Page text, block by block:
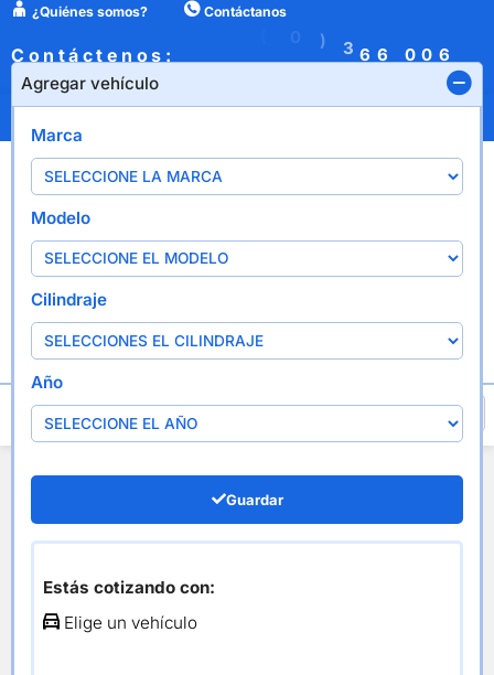
¿Quiénes somos? Contáctanos
Contáctenos:
0
)
3
6
6 0 0 6
Agregar vehículo
Marca
Modelo
Cilindraje
Año
Guardar
Estás cotizando con:
Elige un vehículo
Empaque Tapa